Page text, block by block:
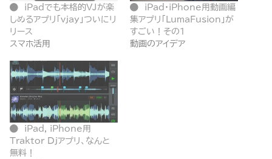
iPadでも本格的VJが楽
しめるアプリ「vjay」ついにリ
リース
スマホ活用
iPad・iPhone用動画編
集アプリ「LumaFusion」が
すごい！その１
動画のアイデア
iPad, iPhone用
Traktor Djアプリ、なんと
無料！